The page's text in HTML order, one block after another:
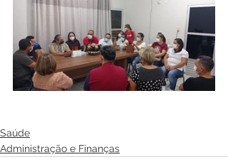
Saúde
Administração e Finanças